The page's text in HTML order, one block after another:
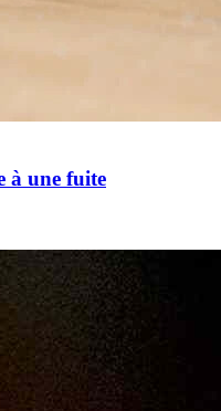
à une fuite